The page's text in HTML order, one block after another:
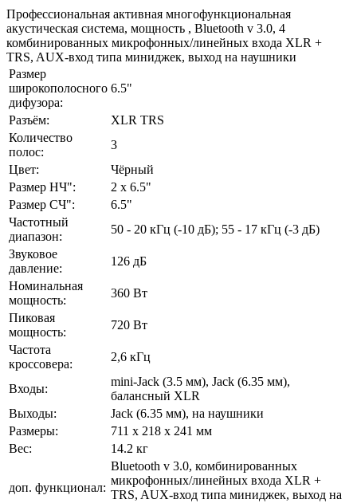
Профессиональная активная многофункциональная
акустическая система, мощность , Bluetooth v 3.0, 4
комбинированных микрофонных/линейных входа XLR +
TRS, AUX-вход типа миниджек, выход на наушники
Размер
широкополосного
дифузора:
6.5"
Разъём:
XLR TRS
Количество
полос:
3
Цвет:
Чёрный
Размер НЧ":
2 x 6.5"
Размер СЧ":
6.5"
Частотный
диапазон:
50 - 20 кГц (-10 дБ); 55 - 17 кГц (-3 дБ)
Звуковое
давление:
126 дБ
Номинальная
мощность:
360 Вт
Пиковая
мощность:
720 Вт
Частота
кроссовера:
2,6 кГц
Входы:
mini-Jack (3.5 мм), Jack (6.35 мм),
балансный XLR
Выходы:
Jack (6.35 мм), на наушники
Размеры:
711 x 218 x 241 мм
Вес:
14.2 кг
доп. функционал:
Bluetooth v 3.0, комбинированных
микрофонных/линейных входа XLR +
TRS, AUX-вход типа миниджек, выход на